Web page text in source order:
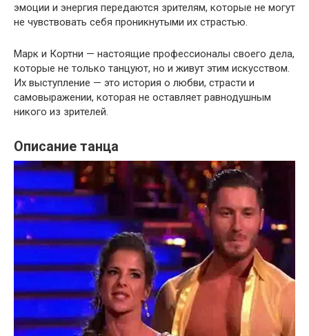
эмоции и энергия передаются зрителям, которые не могут
не чувствовать себя проникнутыми их страстью.
Марк и Кортни — настоящие профессионалы своего дела,
которые не только танцуют, но и живут этим искусством.
Их выступление — это история о любви, страсти и
самовыражении, которая не оставляет равнодушным
никого из зрителей.
Описание танца